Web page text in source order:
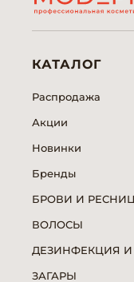
КАТАЛОГ
Распродажа
Акции
Новинки
Бренды
БРОВИ И
ВОЛОСЫ
ДЕЗИНФЕКЦИЯ И
ЗАГАРЫ